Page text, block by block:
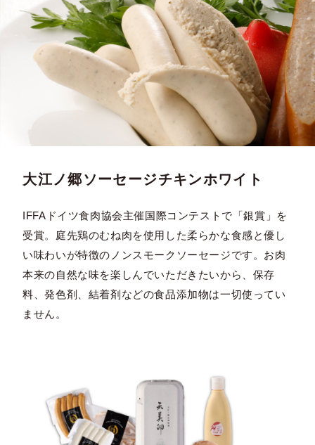
大江ノ郷ソーセージチキンホワイト
IFFAドイツ食肉協会主催国際コンテストで「銀賞」を
受賞。庭先鶏のむね肉を使用した柔らかな食感と優し
い味わいが特徴のノンスモークソーセージです。お肉
本来の自然な味を楽しんでいただきたいから、保存
料、発色剤、結着剤などの食品添加物は一切使ってい
ません。